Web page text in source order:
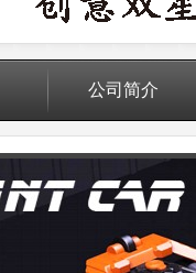
公司简介